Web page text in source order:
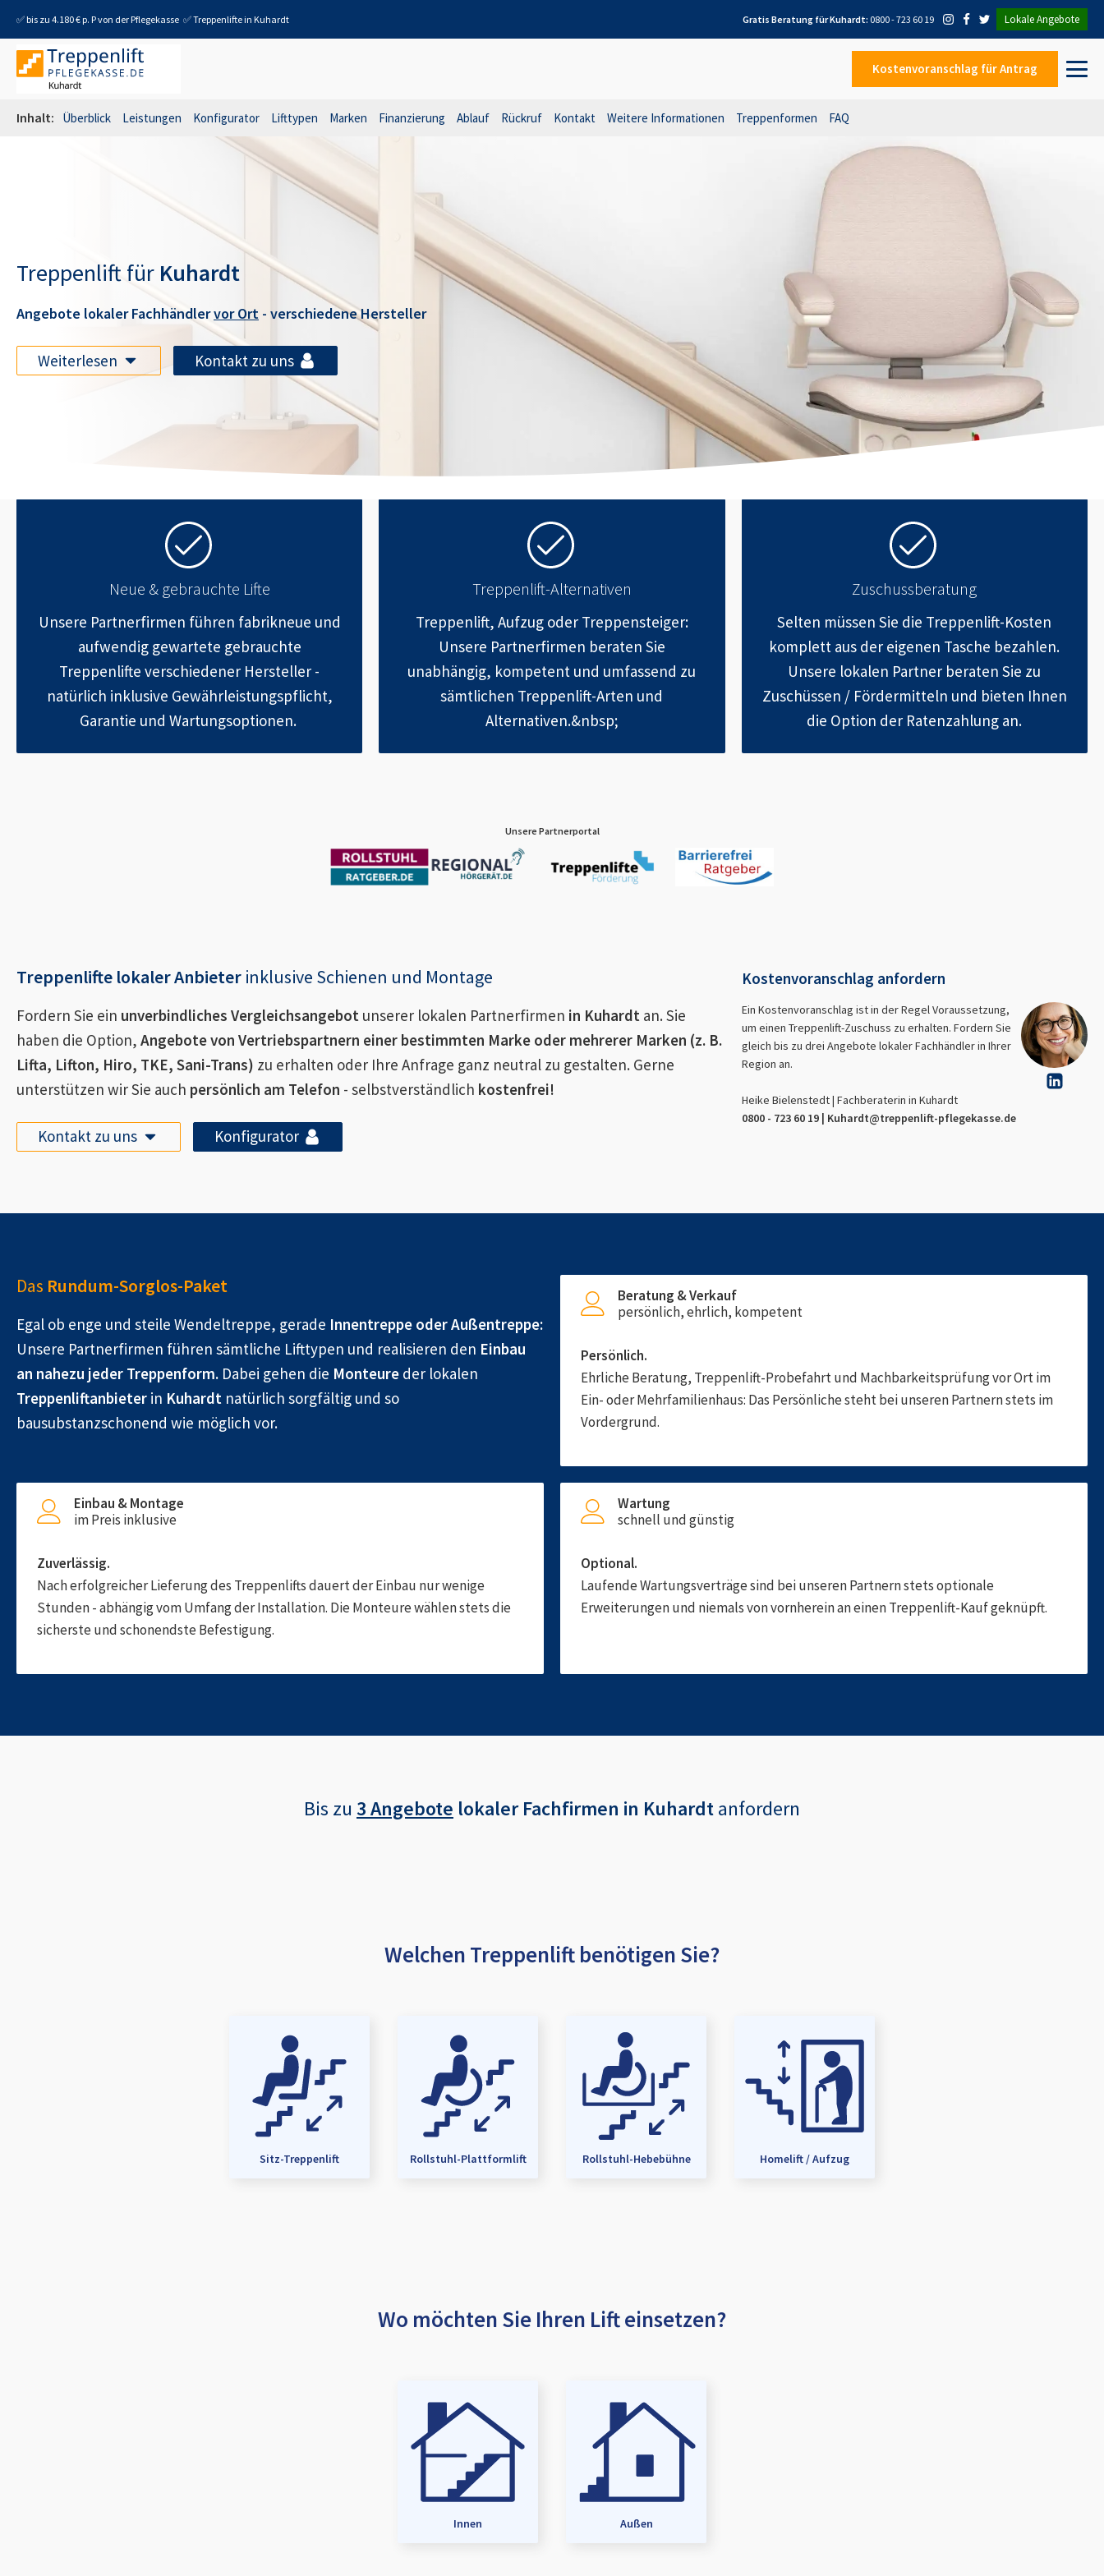
✅ bis zu 4.180 € p. P von der Pflegekasse ✅ Treppenlifte in Kuhardt Gratis Beratung fürKuhardt: 0800 - 723 60 19 Lokale Angebote
Kostenvoranschlag für Antrag
Inhalt: Überblick Leistungen Konfigurator Lifttypen Marken Finanzierung Ablauf Rückruf Kontakt Weitere Informationen Treppenformen FAQ
Treppenlift für Kuhardt
Angebote lokaler Fachhändlervor Ort - verschiedene Hersteller
Weiterlesen Kontakt zu uns
Neue & gebrauchte Lifte
Unsere Partnerfirmen führen fabrikneue und
aufwendig gewartete gebrauchte
Treppenlifte verschiedener Hersteller -
natürlich inklusive Gewährleistungspflicht,
Garantie und Wartungsoptionen.
Treppenlift-Alternativen
Treppenlift, Aufzug oder Treppensteiger:
Unsere Partnerfirmen beraten Sie
unabhängig, kompetent und umfassend zu
sämtlichen Treppenlift-Arten und
Alternativen.&nbsp;
Zuschussberatung
Selten müssen Sie die Treppenlift-Kosten
komplett aus der eigenen Tasche bezahlen.
Unsere lokalen Partner beraten Sie zu
Zuschüssen / Fördermitteln und bieten Ihnen
die Option der Ratenzahlung an.
Unsere Partnerportal
Treppenlifte lokaler Anbieter inklusive Schienen und Montage
Fordern Sie ein unverbindliches Vergleichsangebot unserer lokalen Partnerfirmen in Kuhardt an. Sie
haben die Option, Angebote von Vertriebspartnern einer bestimmten Marke oder mehrerer Marken (z. B.
Lifta, Lifton, Hiro, TKE, Sani-Trans) zu erhalten oder Ihre Anfrage ganz neutral zu gestalten. Gerne
unterstützen wir Sie auch persönlich am Telefon - selbstverständlich kostenfrei!
Kontakt zu uns Konfigurator
Kostenvoranschlag anfordern
Ein Kostenvoranschlag ist in der Regel Voraussetzung,
um einen Treppenlift-Zuschuss zu erhalten. Fordern Sie
gleich bis zu drei Angebote lokaler Fachhändler in Ihrer
Region an.
Heike Bielenstedt | Fachberaterin in Kuhardt
0800 - 723 60 19 | Kuhardt@treppenlift-pflegekasse.de
Das Rundum-Sorglos-Paket
Egal ob enge und steile Wendeltreppe, gerade Innentreppe oder Außentreppe:
Unsere Partnerfirmen führen sämtliche Lifttypen und realisieren den Einbau
an nahezu jeder Treppenform. Dabei gehen die Monteure der lokalen
Treppenliftanbieter in Kuhardt natürlich sorgfältig und so
bausubstanzschonend wie möglich vor.
Beratung & Verkauf
persönlich, ehrlich, kompetent
Persönlich.
Ehrliche Beratung, Treppenlift-Probefahrt und Machbarkeitsprüfung vor Ort im
Ein- oder Mehrfamilienhaus: Das Persönliche steht bei unseren Partnern stets im
Vordergrund.
Einbau & Montage
im Preis inklusive
Zuverlässig.
Nach erfolgreicher Lieferung des Treppenlifts dauert der Einbau nur wenige
Stunden - abhängig vom Umfang der Installation. Die Monteure wählen stets die
sicherste und schonendste Befestigung.
Wartung
schnell und günstig
Optional.
Laufende Wartungsverträge sind bei unseren Partnern stets optionale
Erweiterungen und niemals von vornherein an einen Treppenlift-Kauf geknüpft.
Bis zu 3 Angebote lokaler Fachfirmen in Kuhardtanfordern
Welchen Treppenlift benötigen Sie?
Sitz-Treppenlift Rollstuhl-Plattformlift Rollstuhl-Hebebühne Homelift / Aufzug
Wo möchten Sie Ihren Lift einsetzen?
Innen Außen